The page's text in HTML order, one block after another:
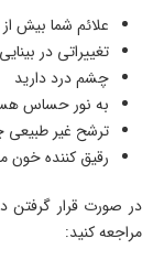
علائم شما بیش از 1 هفته طول کشیده است
تغییراتی در
چشم درد دارید
به نور حساس
ترشح غیر
رقیق کننده خون
در صورت قرار گرفتن
مراجعه کنید: